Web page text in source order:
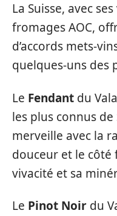
La Suisse, avec
fromages AOC,
d’accords mets-
quelques-uns des
Le Fendant du
les plus connus de
merveille avec la
douceur et le côté
vivacité et sa
Le Pinot Noir du